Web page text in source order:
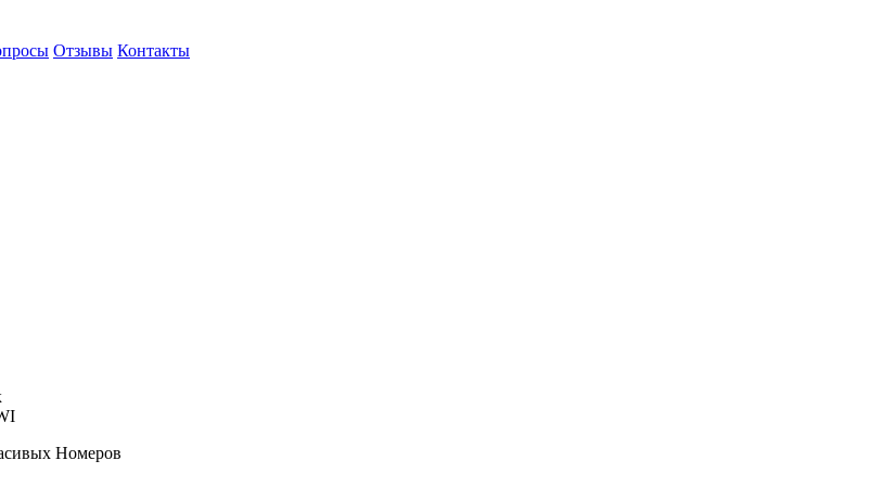
Отзывы Контакты
Номеров